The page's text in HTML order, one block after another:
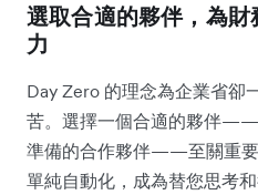
選取合適的夥伴，為
力
Day Zero 的理念為企業省卻
苦。選擇一個合適的夥伴
準備的合作夥伴——至關重要
單純自動化，成為替您思考